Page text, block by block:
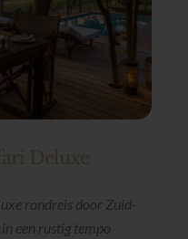
Deluxe
rondreis door Zuid-
een rustig tempo